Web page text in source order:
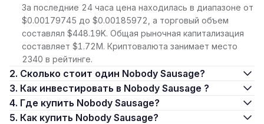
За последние 24 часа цена находилась в диапазоне от
$0.00179745 до $0.00185972, а торговый объем
составлял $448.19K. Общая рыночная капитализация
составляет $1.72M. Криптовалюта занимает место
2340 в рейтинге.
2. Сколько стоит один Nobody Sausage?
3. Как инвестировать в Nobody Sausage ?
4. Где купить Nobody Sausage?
5. Как купить Nobody Sausage?